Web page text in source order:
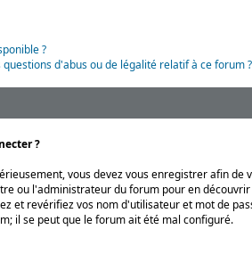
?
d'abus ou de légalité relatif à ce forum ?
?
vous devez vous enregistrer afin
ou l'administrateur du forum pour en
et revérifiez vos nom d'utilisateur et mot de
il se peut que le forum ait été mal configuré.